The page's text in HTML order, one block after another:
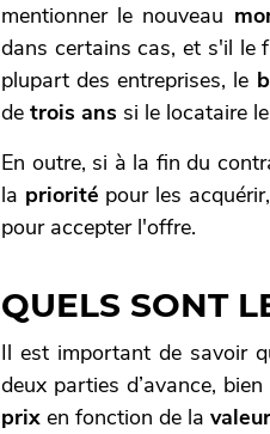
mentionner le nouveau
dans certains cas, et s'il le
plupart des entreprises, le
de trois ans si le locataire
En outre, si à la fin du
la priorité pour les
pour accepter l'offre.
QUELS SONT
Il est important de savoir
deux parties d’avance,
prix en fonction de la